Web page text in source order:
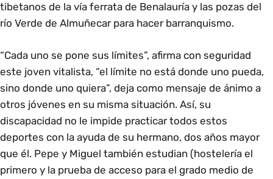
tibetanos de la vía ferrata de Benalauría y las pozas del
río Verde de Almuñecar para hacer barranquismo.
“Cada uno se pone sus límites”, afirma con seguridad
este joven vitalista, “el límite no está donde uno pueda,
sino donde uno quiera”, deja como mensaje de ánimo a
otros jóvenes en su misma situación. Así, su
discapacidad no le impide practicar todos estos
deportes con la ayuda de su hermano, dos años mayor
que él. Pepe y Miguel también estudian (hostelería el
primero y la prueba de acceso para el grado medio de